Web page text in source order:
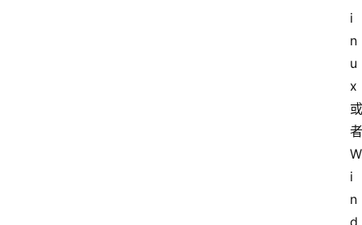
i
n
u
x
或
者
W
i
n
d